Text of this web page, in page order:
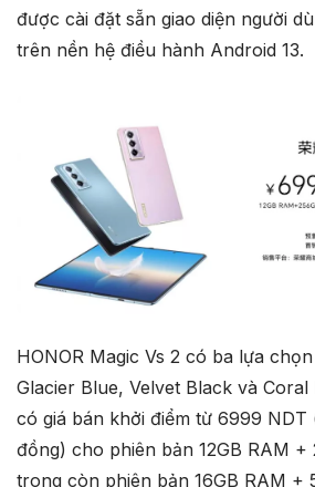
được cài đặt sẵn giao diện người
trên nền hệ điều hành Android 13.
HONOR Magic Vs 2 có ba lựa
Glacier Blue, Velvet Black và
có giá bán khởi điểm từ 6999 NDT
đồng) cho phiên bản 12GB RAM +
trong còn phiên bản 16GB RAM +